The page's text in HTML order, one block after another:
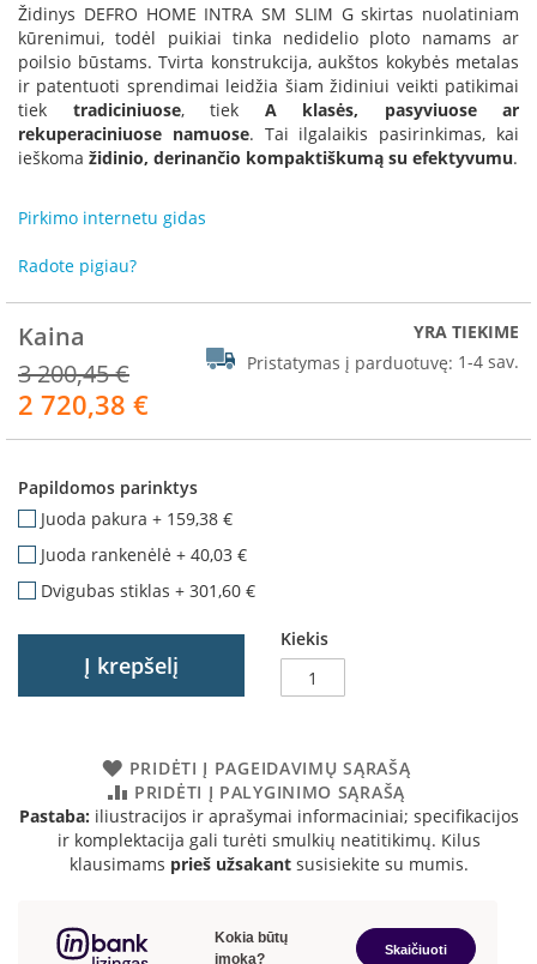
S
p
a
r
t
h
e
r
n
i
c
a
e
u
i
W
n
r
r
Židinys DEFRO HOME INTRA SM SLIM G skirtas nuolatiniam
kūrenimui, todėl puikiai tinka nedidelio ploto namams ar
poilsio būstams. Tvirta konstrukcija, aukštos kokybės metalas
ir patentuoti sprendimai leidžia šiam židiniui veikti patikimai
tiek tradiciniuose, tiek A klasės, pasyviuose ar
rekuperaciniuose namuose. Tai ilgalaikis pasirinkimas, kai
ieškoma židinio, derinančio kompaktiškumą su efektyvumu.
Pirkimo internetu gidas
Radote pigiau?
Kaina
3 200,45 €
Akcija
2 720,38 €
YRA TIEKIME
Pristatymas į parduotuvę: 1-4 sav.
Papildomos parinktys
Juoda pakura + 159,38 €
Juoda rankenėlė + 40,03 €
Dvigubas stiklas + 301,60 €
Kiekis
Į krepšelį
PRIDĖTI Į PAGEIDAVIMŲ SĄRAŠĄ
PRIDĖTI Į PALYGINIMO SĄRAŠĄ
Pastaba: iliustracijos ir aprašymai informaciniai; specifikacijos
ir komplektacija gali turėti smulkių neatitikimų. Kilus
klausimams prieš užsakantsusisiekite su mumis.